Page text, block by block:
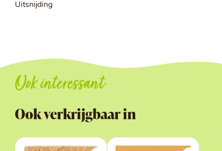
Uitsnijding
Ook interessant
Ook verkrijgbaar in